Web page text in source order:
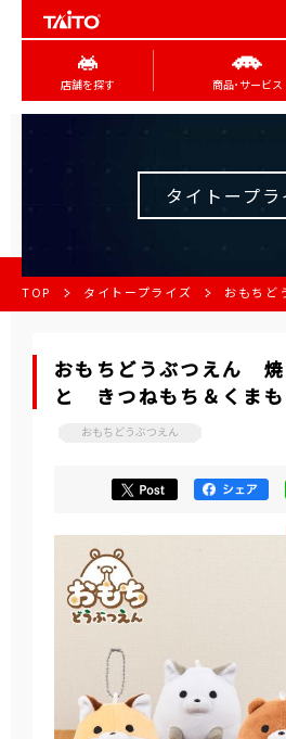
店舗を探す 商品･サービス
タイトープラ
TOP タイトープライズ おもち
おもちどうぶつえん 焼
と きつねもち＆くまも
おもちどうぶつえん